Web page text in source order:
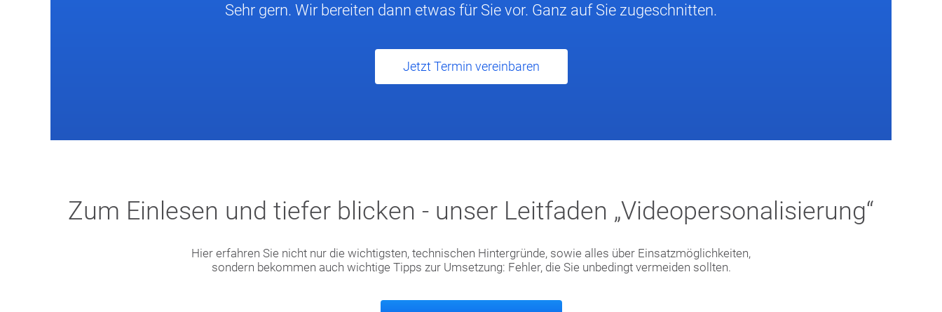
Sehr gern. Wir bereiten dann etwas für Sie vor. Ganz auf Sie zugeschnitten.
Jetzt Termin vereinbaren
Zum Einlesen und tiefer blicken - unser Leitfaden „Videopersonalisierung“
Hier erfahren Sie nicht nur die wichtigsten, technischen Hintergründe, sowie alles über Einsatzmöglichkeiten,
sondern bekommen auch wichtige Tipps zur Umsetzung: Fehler, die Sie unbedingt vermeiden sollten.